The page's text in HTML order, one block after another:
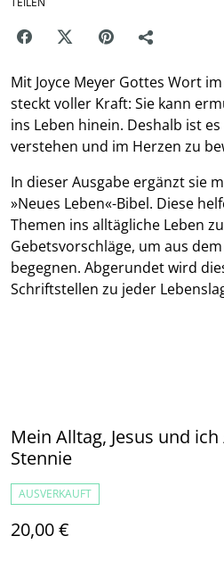
Mit Joyce Meyer Gottes Wort
steckt voller Kraft: Sie kann
ins Leben hinein. Deshalb ist
verstehen und im Herzen zu
In dieser Ausgabe ergänzt sie
»Neues Leben«-Bibel. Diese
Themen ins alltägliche Leben
Gebetsvorschläge, um aus
begegnen. Abgerundet wird
Schriftstellen zu jeder
Mein Alltag, Jesus und ich
Stennie
AUSVERKAUFT
20,00 €